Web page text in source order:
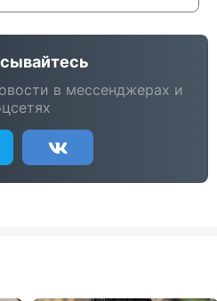
в мессенджерах и